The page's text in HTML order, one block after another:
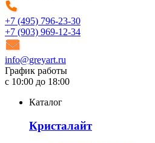
+7 (495) 796-23-30
+7 (903) 969-12-34
info@greyart.ru
График работы
с 10:00 до 18:00
Каталог
Кристалайт